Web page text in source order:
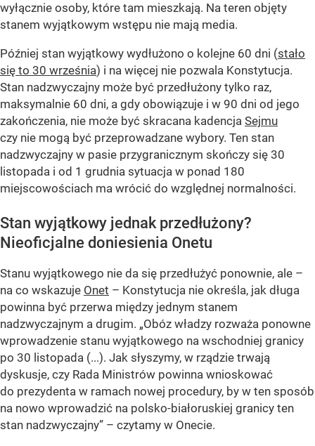
wyłącznie osoby, które tam mieszkają. Na teren objęty
stanem wyjątkowym wstępu nie mają media.
Później stan wyjątkowy wydłużono o kolejne 60 dni (stało
się to 30 września) i na więcej nie pozwala Konstytucja.
Stan nadzwyczajny może być przedłużony tylko raz,
maksymalnie 60 dni, a gdy obowiązuje i w 90 dni od jego
zakończenia, nie może być skracana kadencja Sejmu
czy nie mogą być przeprowadzane wybory. Ten stan
nadzwyczajny w pasie przygranicznym skończy się 30
listopada i od 1 grudnia sytuacja w ponad 180
miejscowościach ma wrócić do względnej normalności.
Stan wyjątkowy jednak przedłużony?
Nieoficjalne doniesienia Onetu
Stanu wyjątkowego nie da się przedłużyć ponownie, ale –
na co wskazuje Onet – Konstytucja nie określa, jak długa
powinna być przerwa między jednym stanem
nadzwyczajnym a drugim. „Obóz władzy rozważa ponowne
wprowadzenie stanu wyjątkowego na wschodniej granicy
po 30 listopada (...). Jak słyszymy, w rządzie trwają
dyskusje, czy Rada Ministrów powinna wnioskować
do prezydenta w ramach nowej procedury, by w ten sposób
na nowo wprowadzić na polsko-białoruskiej granicy ten
stan nadzwyczajny” – czytamy w Onecie.